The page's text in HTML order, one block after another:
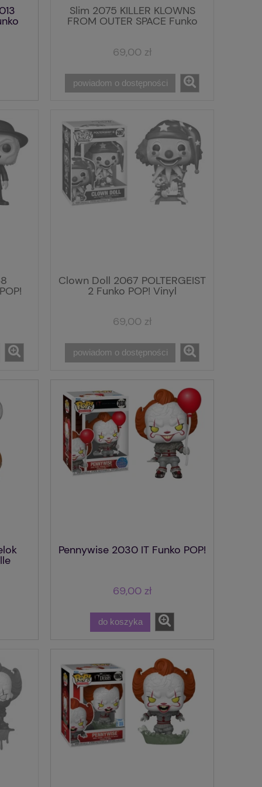
Slim 2075 KILLER KLOWNS
FROM OUTER SPACE Funko
69,00 zł
powiadom o dostępności
Clown Doll 2067 POLTERGEIST
2 Funko POP! Vinyl
69,00 zł
powiadom o dostępności
Pennywise 2030 IT Funko POP!
69,00 zł
do koszyka